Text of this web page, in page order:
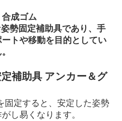
成ゴム
勢固定補助具であり、手
トや移動を目的としてい
補助具 アンカー＆グ
固定すると、安定した姿勢
し易くなります。